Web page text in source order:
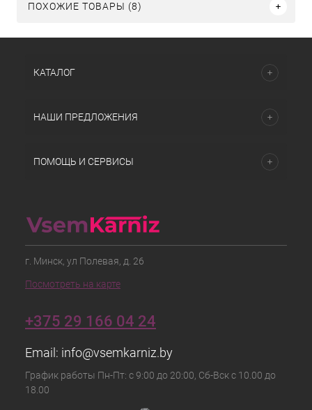
ПОХОЖИЕ ТОВАРЫ (8)
КАТАЛОГ
НАШИ ПРЕДЛОЖЕНИЯ
ПОМОЩЬ И СЕРВИСЫ
г. Минск, ул Полевая, д. 26
Посмотреть на карте
+375 29 166 04 24
Email: info@vsemkarniz.by
График работы Пн-Пт: с 9:00 до 20:00, Сб-Вск с 10.00 до
18.00